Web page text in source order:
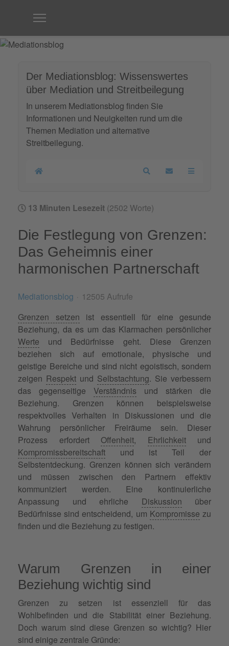
Der Mediationsblog: Wissenswertes
über Mediation und Streitbeilegung
In unserem Mediationsblog finden Sie
Informationen und Neuigkeiten rund um die
Themen Mediation und alternative
Streitbeilegung.
Home SearchUpdates
13 Minuten Lesezeit (2502 Worte)
Die Festlegung von Grenzen:
Das Geheimnis einer
harmonischen Partnerschaft
Mediationsblog
12505 Aufrufe
Grenzen setzen ist essentiell für eine gesunde
Beziehung, da es um das Klarmachen persönlicher
Werte und Bedürfnisse geht. Diese Grenzen
beziehen sich auf emotionale, physische und
geistige Bereiche und sind nicht egoistisch, sondern
zeigen Respekt und Selbstachtung. Sie verbessern
das gegenseitige Verständnis und stärken die
Beziehung. Grenzen können beispielsweise
respektvolles Verhalten in Diskussionen und die
Wahrung persönlicher Freiräume sein. Dieser
Prozess erfordert Offenheit, Ehrlichkeitund
Kompromissbereitschaft und ist Teil der
Selbstentdeckung. Grenzen können sich verändern
und müssen zwischen den Partnern effektiv
kommuniziert werden. Eine kontinuierliche
Anpassung und ehrliche Diskussion über
Bedürfnisse sind entscheidend, um Kompromisse zu
finden und die Beziehung zu festigen.
Warum Grenzen in einer
Beziehung wichtig sind
Grenzen zu setzen ist essenziell für das
Wohlbefinden und die Stabilität einer Beziehung.
Doch warum sind diese Grenzen so wichtig? Hier
sind einige zentrale Gründe: